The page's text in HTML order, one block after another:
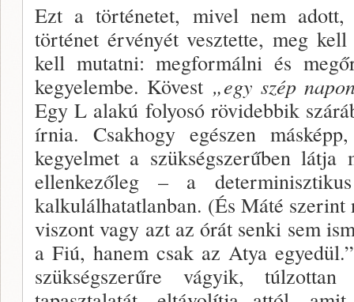
Ezt a történetet, mivel nem
történet érvé­nyét vesztette, meg
kell mutatni: megformálni és
kegye­lembe. Kövest „egy szép
Egy L alakú folyosó rövidebbik
írnia. Csakhogy egészen
kegyelmet a szükségszerűben
ellenkezőleg – a
kalkulálhatatlanban. (És Máté
viszont vagy azt az órát senki sem
a Fiú, hanem csak az Atya
szükségszerűre vágyik, túlzottan